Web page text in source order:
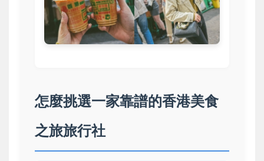
怎麼挑選一家靠譜的香港美食
之旅旅行社